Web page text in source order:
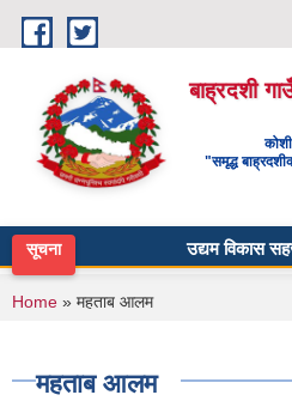
Skip to main content
बाह्रदशी
"समृद्ध
सूचना उद्यम विकास
You are here
Home » महताब आलम
महताब आलम